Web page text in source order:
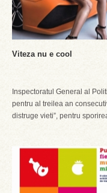
Viteza nu e cool
Inspectoratul General al
pentru al treilea an
distruge vieti”, pentru